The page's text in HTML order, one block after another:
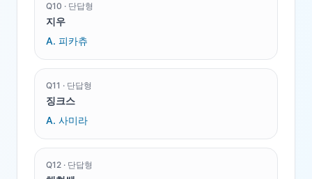
Q10 · 단답형
지우
A. 피카츄
Q11 · 단답형
징크스
A. 사미라
Q12 · 단답형